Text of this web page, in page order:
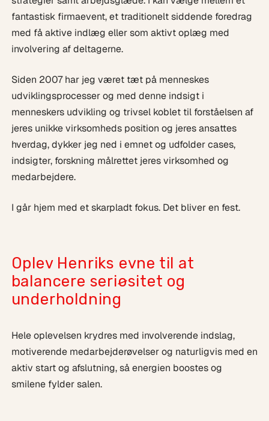
fantastisk firmaevent, et traditionelt siddende foredrag
med få aktive indlæg eller som aktivt oplæg med
involvering af deltagerne.
Siden 2007 har jeg været tæt på menneskes
udviklingsprocesser og med denne indsigt i
menneskers udvikling og trivsel koblet til forståelsen af
jeres unikke virksomheds position og jeres ansattes
hverdag, dykker jeg ned i emnet og udfolder cases,
indsigter, forskning målrettet jeres virksomhed og
medarbejdere.
I går hjem med et skarpladt fokus. Det bliver en fest.
Oplev Henriks evne til at
balancere seriøsitet og
underholdning
Hele oplevelsen krydres med involverende indslag,
motiverende medarbejderøvelser og naturligvis med en
aktiv start og afslutning, så energien boostes og
smilene fylder salen.